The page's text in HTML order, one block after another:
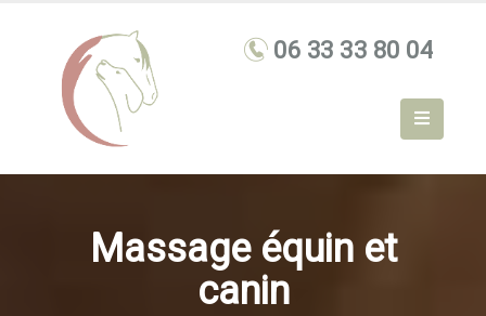
Massage équin et
canin